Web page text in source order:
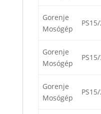
Gorenje
Mosógép
Gorenje
Mosógép
Gorenje
Mosógép